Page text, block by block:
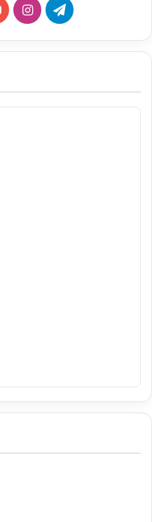
YouTubeInstagramTelegram